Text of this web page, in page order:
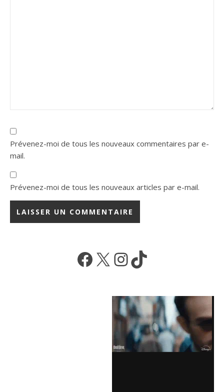
Prévenez-moi de tous les nouveaux commentaires par e-
mail.
Prévenez-moi de tous les nouveaux articles par e-mail.
Facebook
X Instagram
TikTok